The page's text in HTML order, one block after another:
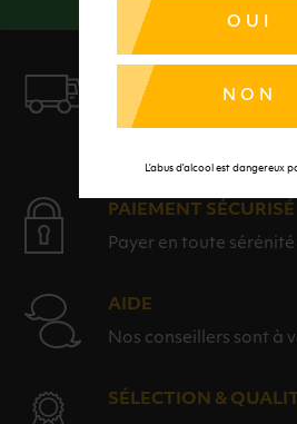
OUI
NON
L’abus d’alcool est dangereux
LIVRAISON
LIVRAISON EN 24H
DELÀ DE 100€
PAIEMENT SÉCURISÉ
Payer en toute
AIDE
Nos conseillers sont à
SÉLECTION &